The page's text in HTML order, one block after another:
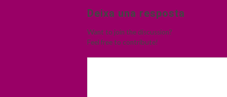
Deixa una resposta
Want to join the discussion?
Feel free to contribute!